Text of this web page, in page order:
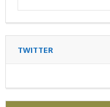
TWITTER